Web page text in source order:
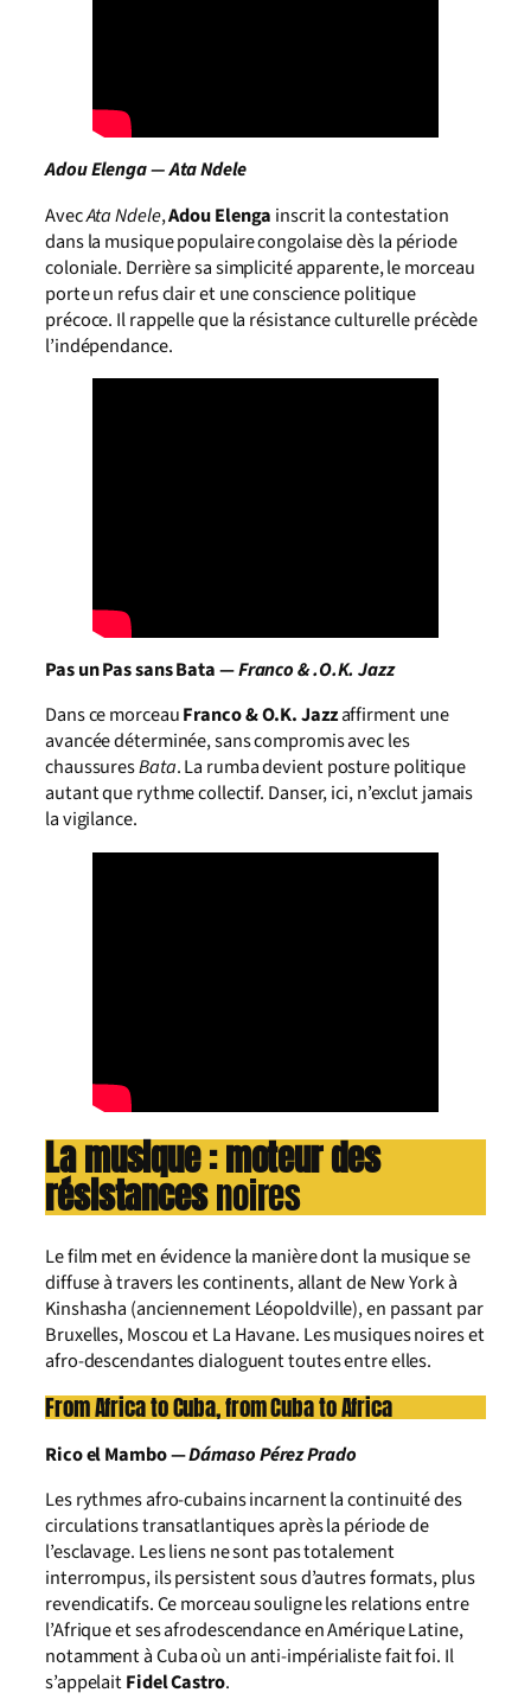
Adou Elenga — Ata Ndele
AvecAta Ndele,Adou Elenga inscrit la contestation
dans la musique populaire congolaise dès la période
coloniale. Derrière sa simplicité apparente, le morceau
porte un refus clair et une conscience politique
précoce. Il rappelle que la résistance culturelle précède
l’indépendance.
Pas un Pas sans Bata —Franco & .O.K. Jazz
Dans cemorceauFranco & O.K. Jazzaffirment une
avancée déterminée, sans compromis avec les
chaussuresBata. La rumba devient posture politique
autant que rythme collectif. Danser, ici, n’exclut jamais
la vigilance.
La musique : moteur des
résistancesnoires
Le film met en évidence la manière dont la musique se
diffuse à travers les continents, allant de New York à
Kinshasha (anciennement Léopoldville), en passant par
Bruxelles, Moscou et La Havane. Les musiques noires et
afro-descendantes dialoguent toutes entre elles.
From Africa to Cuba, from Cuba to Africa
Rico el Mambo —Dámaso Pérez Prado
Les rythmes afro-cubains incarnent la continuité des
circulations transatlantiques après la période de
l’esclavage. Les liens ne sont pas totalement
interrompus, ils persistent sous d’autres formats, plus
revendicatifs. Ce morceau souligne les relations entre
l’Afrique et ses afrodescendance en Amérique Latine,
notamment à Cuba où un anti-impérialiste fait foi. Il
s’appelaitFidel Castro.